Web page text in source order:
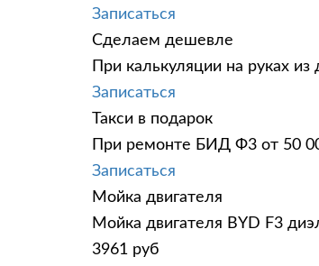
Записаться
Сделаем дешевле
При калькуляции на руках
Записаться
Такси в подарок
При ремонте БИД Ф3 от 50
Записаться
Мойка двигателя
Мойка двигателя BYD F3
3961 руб